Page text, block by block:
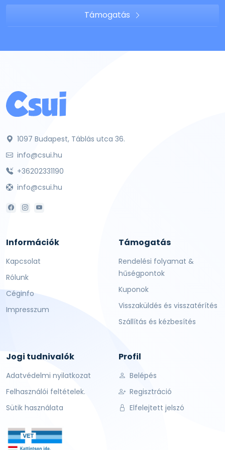
Támogatás
1097 Budapest, Táblás utca 36.
info@csui.hu
+36202331190
info@csui.hu
Információk
Kapcsolat
Rólunk
Céginfo
Impresszum
Támogatás
Rendelési folyamat &
hűségpontok
Kuponok
Visszaküldés és visszatérítés
Szállítás és kézbesítés
Jogi tudnivalók
Adatvédelmi nyilatkozat
Felhasználói feltételek.
Sütik használata
Profil
Belépés
Regisztráció
Elfelejtett jelszó